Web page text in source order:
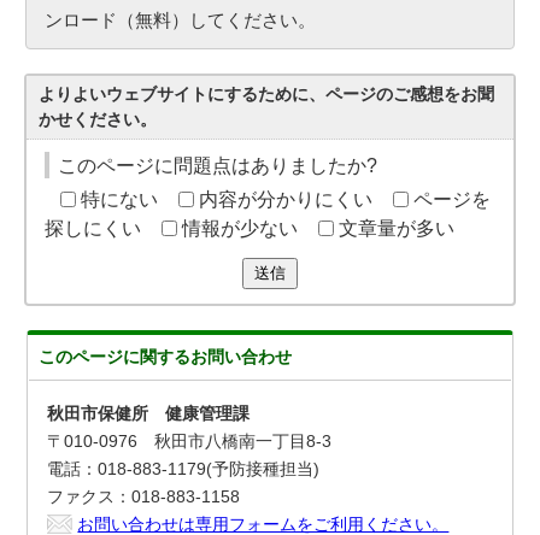
ンロード（無料）してください。
よりよいウェブサイトにするために、ページのご感想をお聞
かせください。
このページに問題点はありましたか?
特にない
内容が分かりにくい
ページを
探しにくい
情報が少ない 文章量が多い
送信
このページに関するお問い合わせ
秋田市保健所 健康管理課
〒010-0976 秋田市八橋南一丁目8-3
電話：018-883-1179(予防接種担当)
ファクス：018-883-1158
お問い合わせは専用フォームをご利用ください。